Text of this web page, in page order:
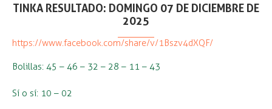
TINKA RESULTADO: DOMINGO 07 DE DICIEMBRE DE
2025
https://www.facebook.com/share/v/1Bszv4dXQF/
Bolillas: 45 – 46 – 32 – 28 – 11 – 43
Sí o sí: 10 – 02